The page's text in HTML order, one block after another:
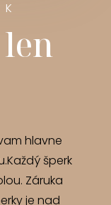
hlavne
šperk
Záruka
je nad